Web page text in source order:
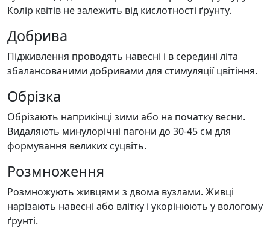
Колір квітів не залежить від кислотності ґрунту.
Добрива
Підживлення проводять навесні і в середині літа
збалансованими добривами для стимуляції цвітіння.
Обрізка
Обрізають наприкінці зими або на початку весни.
Видаляють минулорічні пагони до 30-45 см для
формування великих суцвіть.
Розмноження
Розмножують живцями з двома вузлами. Живці
нарізають навесні або влітку і укорінюють у вологому
ґрунті.